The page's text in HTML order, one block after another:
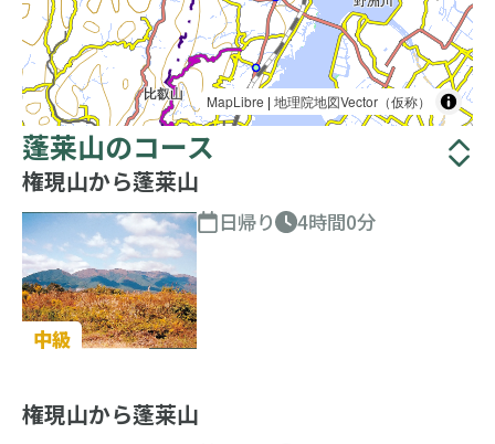
MapLibre |地理院地図Vector（仮称）
蓬莱山のコース
権現山から蓬莱山
中級
日帰り 4時間0分
権現山から蓬莱山